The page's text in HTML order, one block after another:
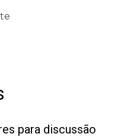
para discussão